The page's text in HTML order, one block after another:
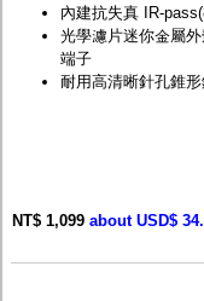
內建抗失真 IR-
光學濾片迷你金屬
端子
耐用高清晰針孔錐
NT$ 1,099 about USD$